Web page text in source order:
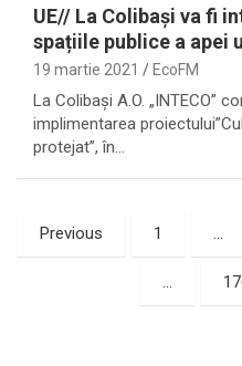
UE// La Colibași va fi
spațiile publice a apei
19 martie 2021 EcoFM
La Colibași A.O. „INTECO”
implimentarea
protejat”, în…
Paginație
articole
Previous 1 …
…